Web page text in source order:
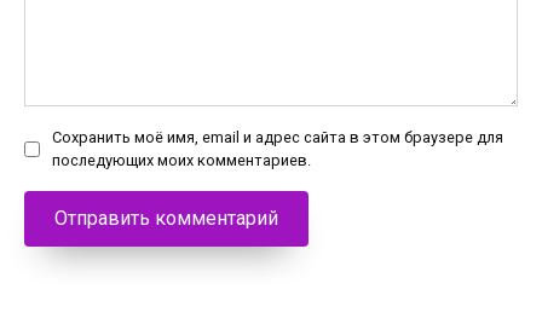
Сохранить моё имя, email и адрес сайта в этом браузере для
последующих моих комментариев.